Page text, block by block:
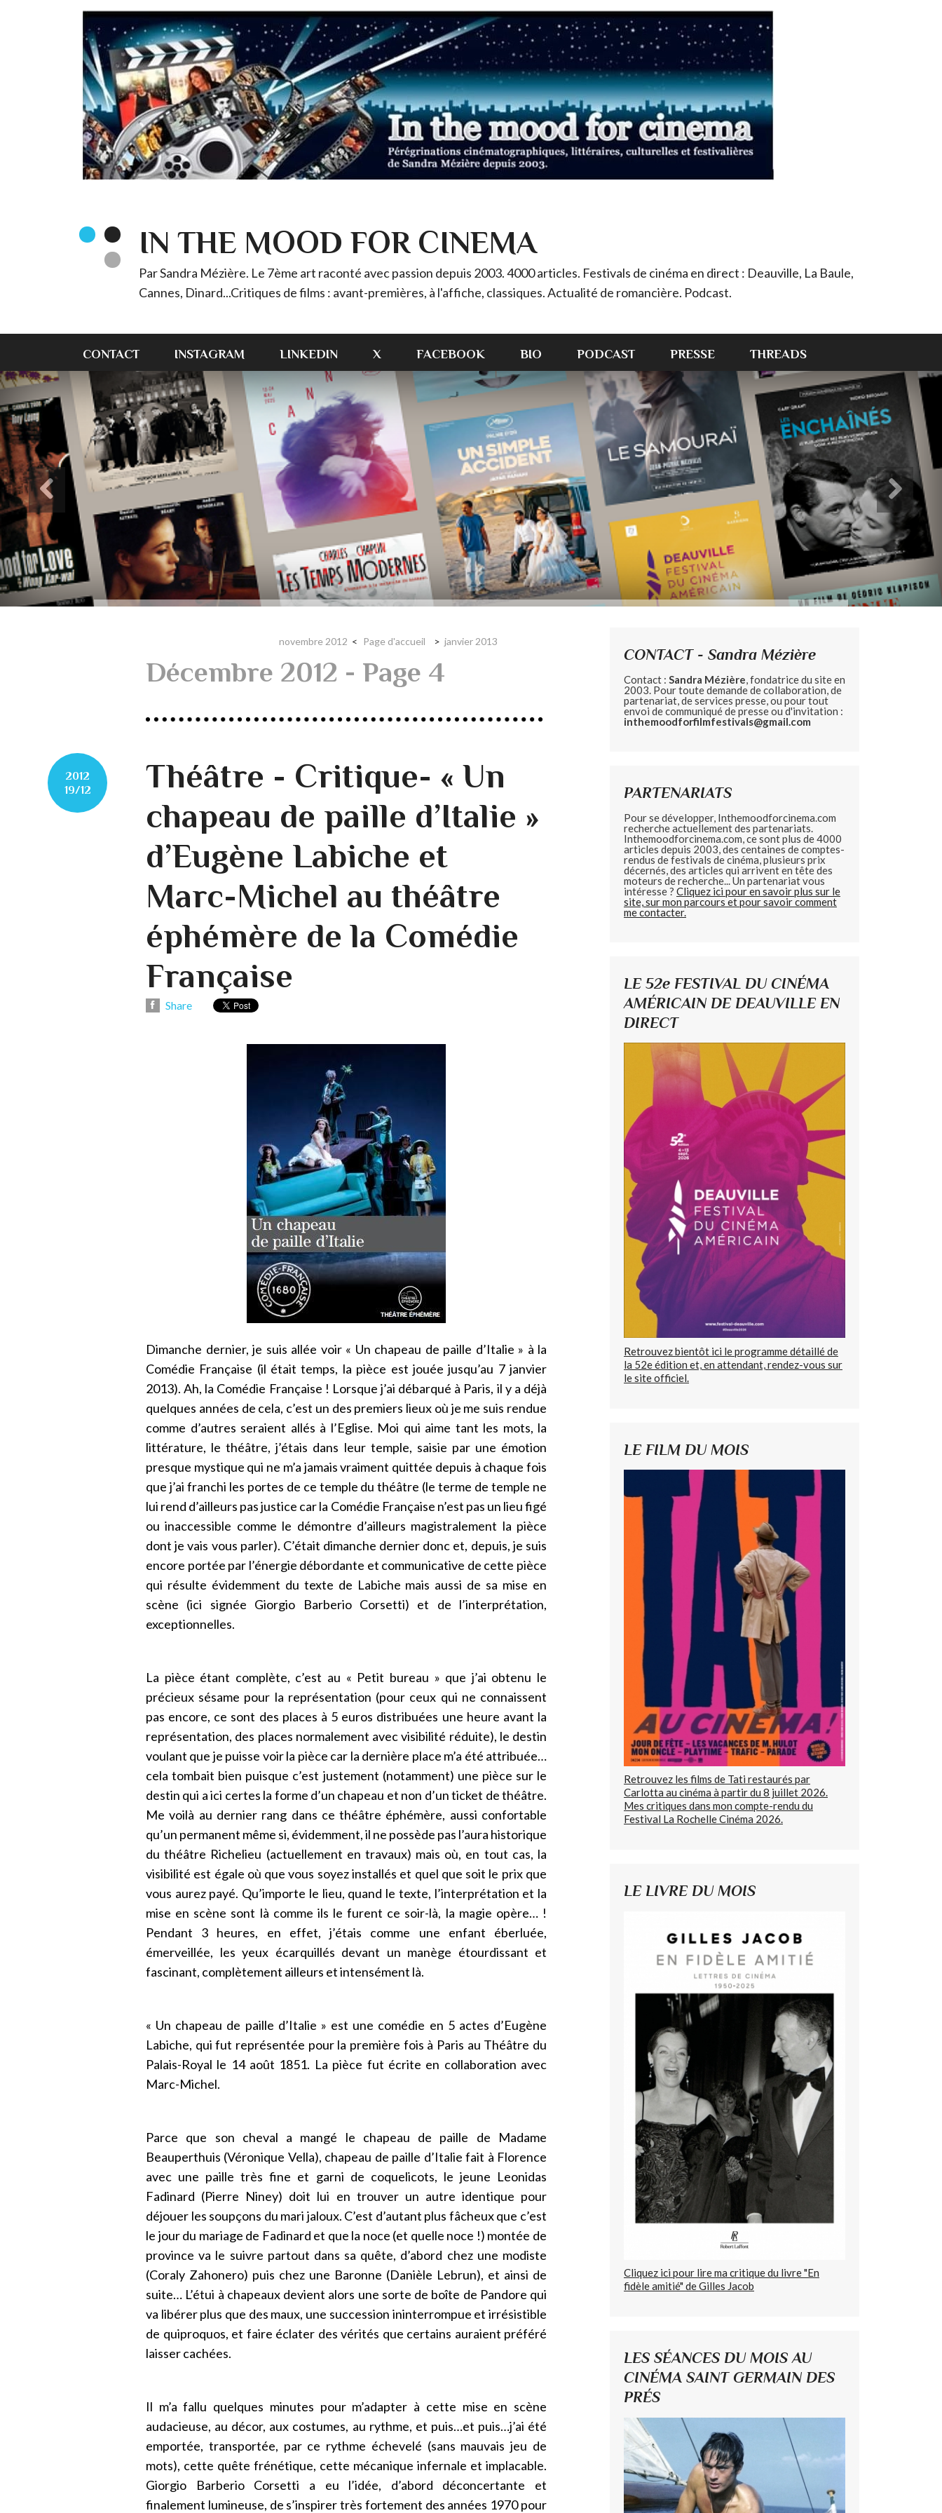
IN THE MOOD FOR CINEMA
Par Sandra Mézière. Le 7ème art raconté avec passion depuis 2003. 4000 articles. Festivals de cinéma en direct : Deauville, La Baule,
Cannes, Dinard...Critiques de films : avant-premières, à l'affiche, classiques. Actualité de romancière. Podcast.
CONTACT INSTAGRAM LINKEDIN X FACEBOOK BIO PODCAST PRESSE THREADS
novembre 2012 Page d'accueil janvier 2013
Décembre 2012 - Page 4
2012
19/12
Théâtre - Critique- « Un
chapeau de paille d’Italie »
d’Eugène Labiche et
Marc-Michel au théâtre
éphémère de la Comédie
Française
Share
Dimanche dernier, je suis allée voir « Un chapeau de paille d’Italie » à la
Comédie Française (il était temps, la pièce est jouée jusqu’au 7 janvier
2013). Ah, la Comédie Française ! Lorsque j’ai débarqué à Paris, il y a déjà
quelques années de cela, c’est un des premiers lieux où je me suis rendue
comme d’autres seraient allés à l’Eglise. Moi qui aime tant les mots, la
littérature, le théâtre, j’étais dans leur temple, saisie par une émotion
presque mystique qui ne m’a jamais vraiment quittée depuis à chaque fois
que j’ai franchi les portes de ce temple du théâtre (le terme de temple ne
lui rend d’ailleurs pas justice car la Comédie Française n’est pas un lieu figé
ou inaccessible comme le démontre d’ailleurs magistralement la pièce
dont je vais vous parler). C’était dimanche dernier donc et, depuis, je suis
encore portée par l’énergie débordante et communicative de cette pièce
qui résulte évidemment du texte de Labiche mais aussi de sa mise en
scène (ici signée Giorgio Barberio Corsetti) et de l’interprétation,
exceptionnelles.
La pièce étant complète, c’est au « Petit bureau » que j’ai obtenu le
précieux sésame pour la représentation (pour ceux qui ne connaissent
pas encore, ce sont des places à 5 euros distribuées une heure avant la
représentation, des places normalement avec visibilité réduite), le destin
voulant que je puisse voir la pièce car la dernière place m’a été attribuée…
cela tombait bien puisque c’est justement (notamment) une pièce sur le
destin qui a ici certes la forme d’un chapeau et non d’un ticket de théâtre.
Me voilà au dernier rang dans ce théâtre éphémère, aussi confortable
qu’un permanent même si, évidemment, il ne possède pas l’aura historique
du théâtre Richelieu (actuellement en travaux) mais où, en tout cas, la
visibilité est égale où que vous soyez installés et quel que soit le prix que
vous aurez payé. Qu’importe le lieu, quand le texte, l’interprétation et la
mise en scène sont là comme ils le furent ce soir-là, la magie opère… !
Pendant 3 heures, en effet, j’étais comme une enfant éberluée,
émerveillée, les yeux écarquillés devant un manège étourdissant et
fascinant, complètement ailleurs et intensément là.
« Un chapeau de paille d’Italie » est une comédie en 5 actes d’Eugène
Labiche, qui fut représentée pour la première fois à Paris au Théâtre du
Palais-Royal le 14 août 1851. La pièce fut écrite en collaboration avec
Marc-Michel.
Parce que son cheval a mangé le chapeau de paille de Madame
Beauperthuis (Véronique Vella), chapeau de paille d’Italie fait à Florence
avec une paille très fine et garni de coquelicots, le jeune Leonidas
Fadinard (Pierre Niney) doit lui en trouver un autre identique pour
déjouer les soupçons du mari jaloux. C’est d’autant plus fâcheux que c’est
le jour du mariage de Fadinard et que la noce (et quelle noce !) montée de
province va le suivre partout dans sa quête, d’abord chez une modiste
(Coraly Zahonero) puis chez une Baronne (Danièle Lebrun), et ainsi de
suite… L’étui à chapeaux devient alors une sorte de boîte de Pandore qui
va libérer plus que des maux, une succession ininterrompue et irrésistible
de quiproquos, et faire éclater des vérités que certains auraient préféré
laisser cachées.
Il m’a fallu quelques minutes pour m’adapter à cette mise en scène
audacieuse, au décor, aux costumes, au rythme, et puis…et puis…j’ai été
emportée, transportée, par ce rythme échevelé (sans mauvais jeu de
mots), cette quête frénétique, cette mécanique infernale et implacable.
Giorgio Barberio Corsetti a eu l’idée, d’abord déconcertante et
finalement lumineuse, de s’inspirer très fortement des années 1970 pour
CONTACT - Sandra Mézière
Contact : Sandra Mézière, fondatrice du site en
2003. Pour toute demande de collaboration, de
partenariat, de services presse, ou pour tout
envoi de communiqué de presse ou d'invitation :
inthemoodforfilmfestivals@gmail.com
PARTENARIATS
Pour se développer, Inthemoodforcinema.com
recherche actuellement des partenariats.
Inthemoodforcinema.com, ce sont plus de 4000
articles depuis 2003, des centaines de comptes-
rendus de festivals de cinéma, plusieurs prix
décernés, des articles qui arrivent en tête des
moteurs de recherche... Un partenariat vous
intéresse ? Cliquez ici pour en savoir plus sur le
site, sur mon parcours et pour savoir comment
me contacter.
LE 52e FESTIVAL DU CINÉMA
AMÉRICAIN DE DEAUVILLE EN
DIRECT
Retrouvez bientôt ici le programme détaillé de
la 52e édition et, en attendant, rendez-vous sur
le site officiel.
LE FILM DU MOIS
Retrouvez les films de Tati restaurés par
Carlotta au cinéma à partir du 8 juillet 2026.
Mes critiques dans mon compte-rendu du
Festival La Rochelle Cinéma 2026.
LE LIVRE DU MOIS
Cliquez ici pour lire ma critique du livre "En
fidèle amitié" de Gilles Jacob
LES SÉANCES DU MOIS AU
CINÉMA SAINT GERMAIN DES
PRÉS